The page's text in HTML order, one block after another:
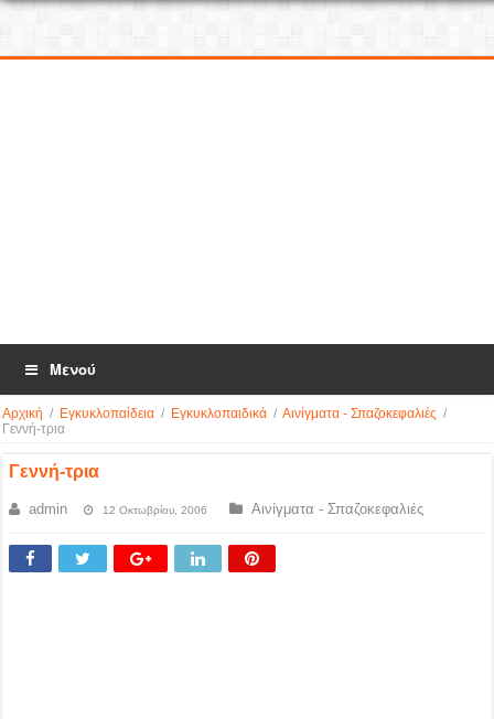
Μενού
Αρχική / Εγκυκλοπαίδεια / Εγκυκλοπαιδικά / Αινίγματα - Σπαζοκεφαλιές /
Γεννή-τρια
Γεννή-τρια
admin 12 Οκτωβρίου, 2006 Αινίγματα - Σπαζοκεφαλιές